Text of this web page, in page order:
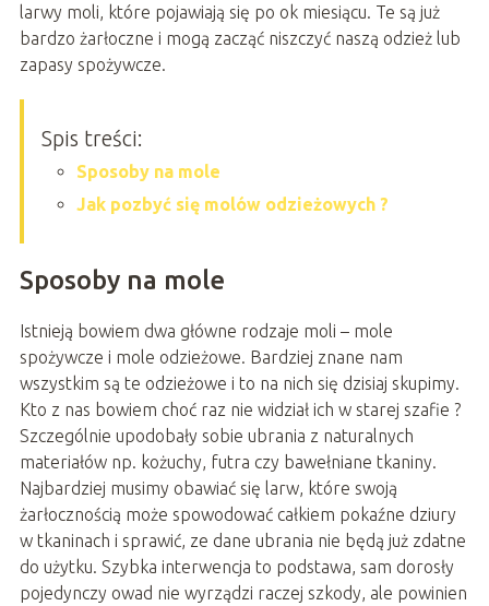
larwy moli, które pojawiają się po ok miesiącu. Te są już
bardzo żarłoczne i mogą zacząć niszczyć naszą odzież lub
zapasy spożywcze.
Spis treści:
Sposoby na mole
Jak pozbyć się molów odzieżowych ?
Sposoby na mole
Istnieją bowiem dwa główne rodzaje moli – mole
spożywcze i mole odzieżowe. Bardziej znane nam
wszystkim są te odzieżowe i to na nich się dzisiaj skupimy.
Kto z nas bowiem choć raz nie widział ich w starej szafie ?
Szczególnie upodobały sobie ubrania z naturalnych
materiałów np. kożuchy, futra czy bawełniane tkaniny.
Najbardziej musimy obawiać się larw, które swoją
żarłocznością może spowodować całkiem pokaźne dziury
w tkaninach i sprawić, ze dane ubrania nie będą już zdatne
do użytku. Szybka interwencja to podstawa, sam dorosły
pojedynczy owad nie wyrządzi raczej szkody, ale powinien